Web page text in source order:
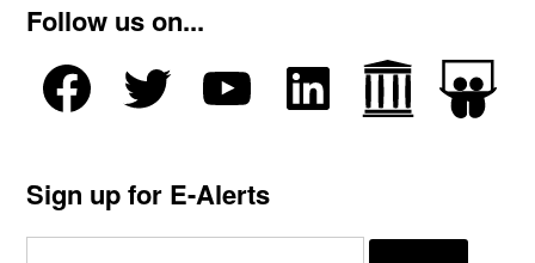
Follow us on...
Sign up for E-Alerts